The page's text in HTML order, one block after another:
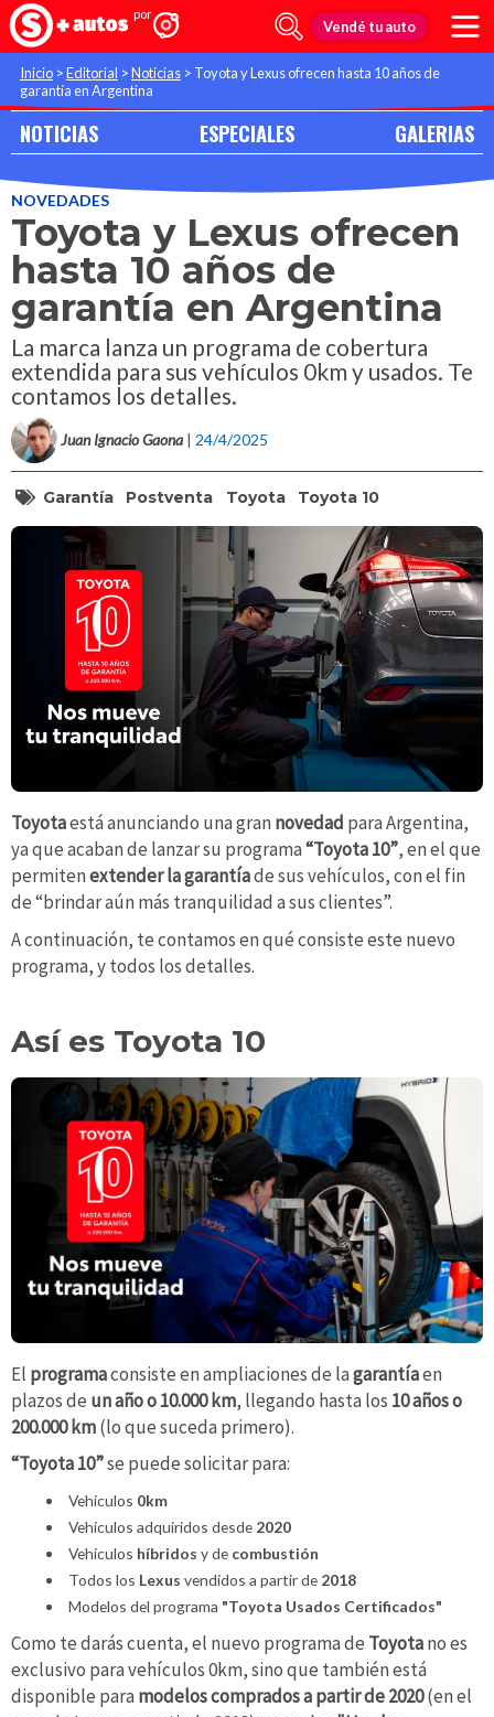
Vendé tu auto
Inicio >Editorial >Noticias > Toyota y Lexus ofrecen hasta 10 años de
garantía en Argentina
NOTICIAS ESPECIALES GALERIAS
NOVEDADES
Toyota y Lexus ofrecen
hasta 10 años de
garantía en Argentina
La marca lanza un programa de cobertura
extendida para sus vehículos 0km y usados. Te
contamos los detalles.
Juan Ignacio Gaona | 24/4/2025
Garantía Postventa Toyota Toyota 10
Toyotaestá anunciando una gran novedad para Argentina,
ya que acaban de lanzar su programa“Toyota 10”, en el que
permitenextender la garantíade sus vehículos, con el fin
de “brindar aún más tranquilidad a sus clientes”.
A continuación, te contamos en qué consiste este nuevo
programa, y todos los detalles.
Así es Toyota 10
El programaconsiste en ampliaciones de lagarantíaen
plazos de un año o 10.000 km, llegando hasta los 10 años o
200.000 km(lo que suceda primero).
“Toyota 10”se puede solicitar para:
Vehículos 0km
Vehículos adquiridos desde 2020
Vehículos híbridos y de combustión
Todos los Lexus vendidos a partir de 2018
Modelos del programa "Toyota Usados Certificados"
Como te darás cuenta, el nuevo programa de Toyotano es
exclusivo para vehículos 0km, sino que también está
disponible para modelos comprados a partir de 2020(en el